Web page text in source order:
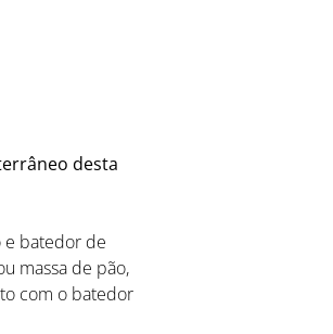
desta
e batedor de
massa de pão,
com o batedor